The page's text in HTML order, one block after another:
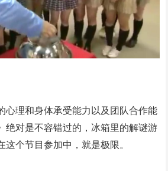
心理和身体承受能力以及团队合作能
绝对是不容错过的，冰箱里的解谜游
这个节目参加中，就是极限。